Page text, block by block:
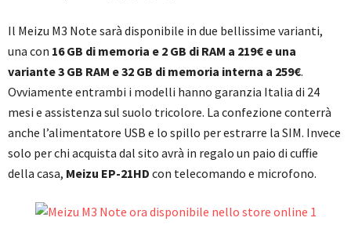
Il Meizu M3 Note sarà disponibile in due bellissime varianti,
una con 16 GB di memoria e 2 GB di RAM a 219€ e una
variante 3 GB RAM e 32 GB di memoria interna a 259€.
Ovviamente entrambi i modelli hanno garanzia Italia di 24
mesi e assistenza sul suolo tricolore. La confezione conterrà
anche l’alimentatore USB e lo spillo per estrarre la SIM. Invece
solo per chi acquista dal sito avrà in regalo un paio di cuffie
della casa, Meizu EP-21HD con telecomando e microfono.